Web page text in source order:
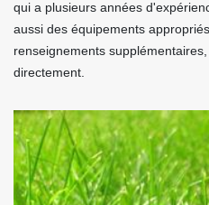
qui a plusieurs années
aussi des équipements
renseignements
directement.